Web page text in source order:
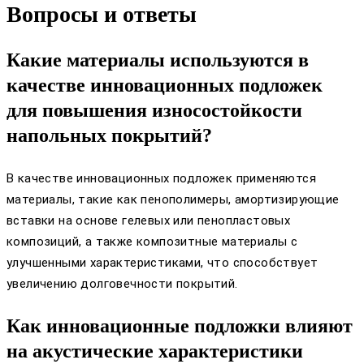
Вопросы и ответы
Какие материалы используются в
качестве инновационных подложек
для повышения износостойкости
напольных покрытий?
В качестве инновационных подложек применяются
материалы, такие как пенополимеры, амортизирующие
вставки на основе гелевых или пенопластовых
композиций, а также композитные материалы с
улучшенными характеристиками, что способствует
увеличению долговечности покрытий.
Как инновационные подложки влияют
на акустические характеристики